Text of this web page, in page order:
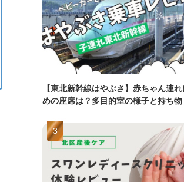
【東北新幹線はやぶさ】赤ちゃん連
めの座席は？多目的室の様子と持ち